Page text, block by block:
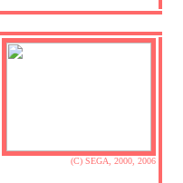
(C) SEGA, 2000, 2006